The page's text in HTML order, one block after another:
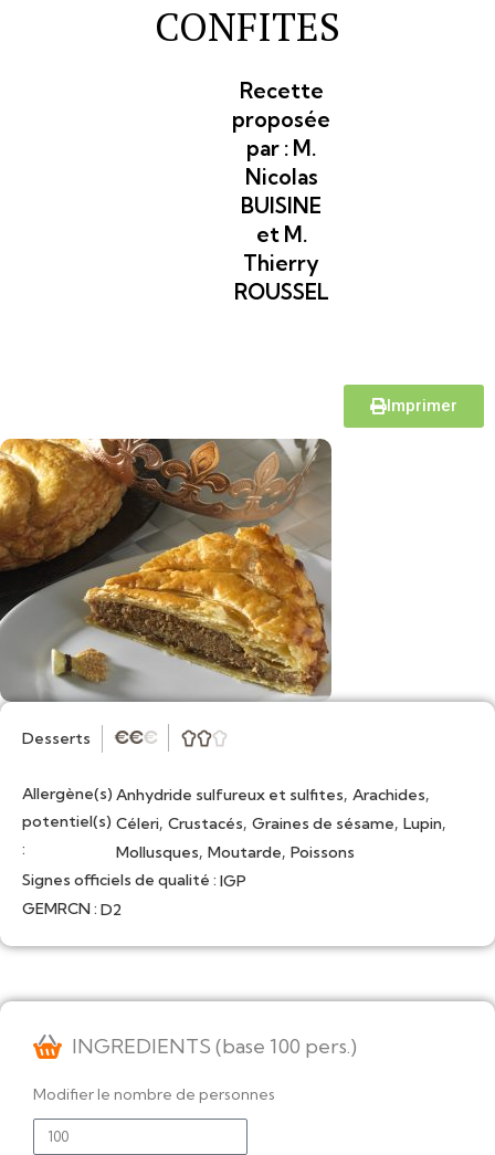
CONFITES
Recette
proposée
par : M.
Nicolas
BUISINE
et M.
Thierry
ROUSSEL
Imprimer
Desserts ★★★ 
Allergène(s)
potentiel(s)
:
Anhydride sulfureux et sulfites, Arachides,
Céleri, Crustacés, Graines de sésame, Lupin,
Mollusques, Moutarde, Poissons
Signes officiels de qualité : IGP
GEMRCN : D2
INGREDIENTS (base 100 pers.)
Modifier le nombre de personnes